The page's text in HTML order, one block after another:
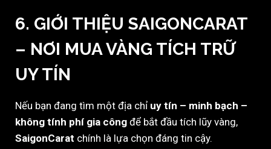
6. GIỚI THIỆU SAIGONCARAT
– NƠI MUA VÀNG TÍCH TRỮ
UY TÍN
Nếu bạn đang tìm một địa chỉ uy tín – minh bạch –
không tính phí gia công để bắt đầu tích lũy vàng,
SaigonCarat chính là lựa chọn đáng tin cậy.